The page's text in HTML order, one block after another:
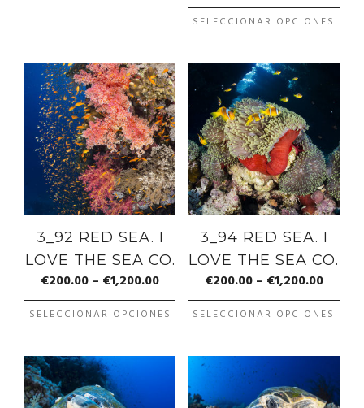
SELECCIONAR OPCIONES
3_92 RED SEA. I
LOVE THE SEA CO.
€200.00– €1,200.00
SELECCIONAR OPCIONES
3_94 RED SEA. I
LOVE THE SEA CO.
€200.00– €1,200.00
SELECCIONAR OPCIONES